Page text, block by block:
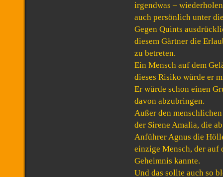
irgendwas –
auch persönlich unter
Gegen Quints
diesem Gärtner die
zu betreten.
Ein Mensch auf dem
dieses Risiko würde er
Er würde schon einen
davon abzubringen.
Außer den
der Sirene Amalia, die
Anführer Agnus die
einzige Mensch, der auf
Geheimnis kannte.
Und das sollte auch so